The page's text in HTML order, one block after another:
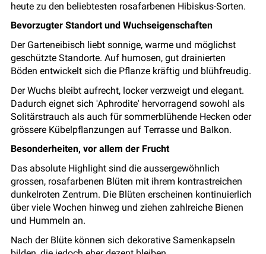
heute zu den beliebtesten rosafarbenen Hibiskus-Sorten.
Bevorzugter Standort und Wuchseigenschaften
Der Garteneibisch liebt sonnige, warme und möglichst
geschützte Standorte. Auf humosen, gut drainierten
Böden entwickelt sich die Pflanze kräftig und blühfreudig.
Der Wuchs bleibt aufrecht, locker verzweigt und elegant.
Dadurch eignet sich 'Aphrodite' hervorragend sowohl als
Solitärstrauch als auch für sommerblühende Hecken oder
grössere Kübelpflanzungen auf Terrasse und Balkon.
Besonderheiten, vor allem der Frucht
Das absolute Highlight sind die aussergewöhnlich
grossen, rosafarbenen Blüten mit ihrem kontrastreichen
dunkelroten Zentrum. Die Blüten erscheinen kontinuierlich
über viele Wochen hinweg und ziehen zahlreiche Bienen
und Hummeln an.
Nach der Blüte können sich dekorative Samenkapseln